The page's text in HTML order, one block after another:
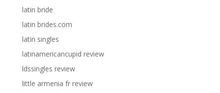
latin bride
latin brides.com
latin singles
latinamericancupid review
ldssingles review
little armenia fr review